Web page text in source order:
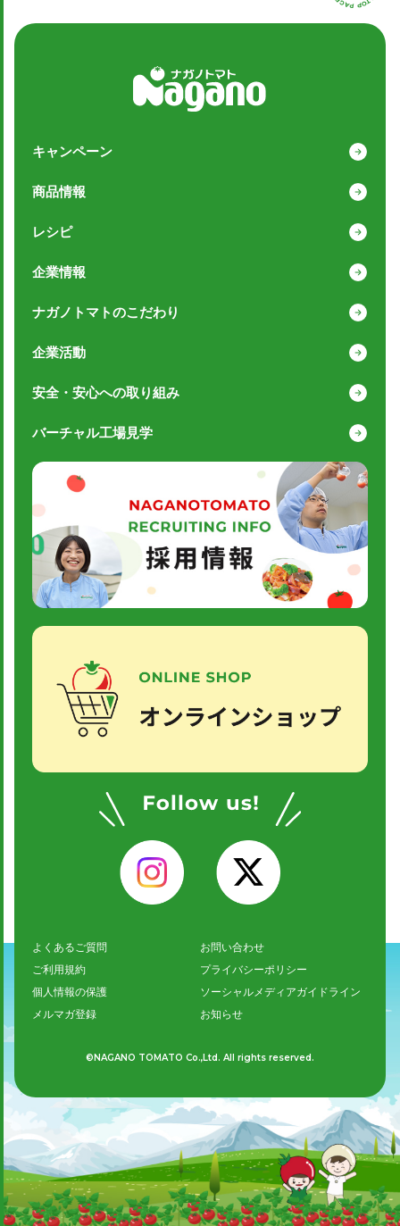
キャンペーン
商品情報
レシピ
企業情報
ナガノトマトのこだわり
企業活動
安全・安心への取り組み
バーチャル工場見学
©NAGANO TOMATO Co.,Ltd. All rights reserved.
よくあるご質問
お問い合わせ
ご利用規約
プライバシーポリシー
個人情報の保護
ソーシャルメディアガイドライン
メルマガ登録
お知らせ